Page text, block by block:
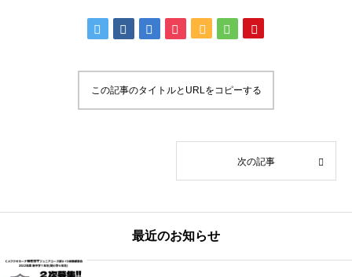
この記事のタイトルとURLをコピーする
次の記事
最近のお知らせ